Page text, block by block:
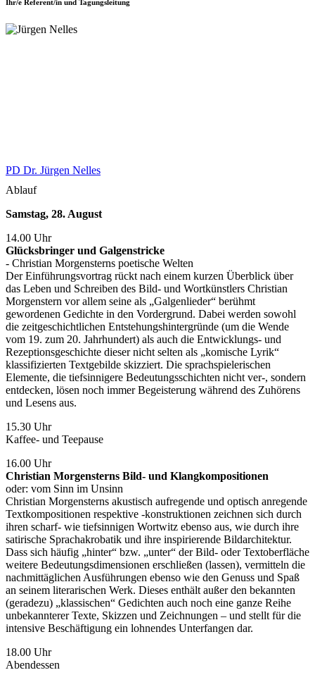
Ihr/e Referent/in und Tagungsleitung
PD Dr. Jürgen Nelles
Ablauf
Samstag, 28. August
14.00 Uhr
Glücksbringer und Galgenstricke
- Christian Morgensterns poetische Welten
Der Einführungsvortrag rückt nach einem kurzen Überblick über
das Leben und Schreiben des Bild- und Wortkünstlers Christian
Morgenstern vor allem seine als „Galgenlieder“ berühmt
gewordenen Gedichte in den Vordergrund. Dabei werden sowohl
die zeitgeschichtlichen Entstehungshintergründe (um die Wende
vom 19. zum 20. Jahrhundert) als auch die Entwicklungs- und
Rezeptionsgeschichte dieser nicht selten als „komische Lyrik“
klassifizierten Textgebilde skizziert. Die sprachspielerischen
Elemente, die tiefsinnigere Bedeutungsschichten nicht ver-, sondern
entdecken, lösen noch immer Begeisterung während des Zuhörens
und Lesens aus.
15.30 Uhr
Kaffee- und Teepause
16.00 Uhr
Christian Morgensterns Bild- und Klangkompositionen
oder: vom Sinn im Unsinn
Christian Morgensterns akustisch aufregende und optisch anregende
Textkompositionen respektive -konstruktionen zeichnen sich durch
ihren scharf- wie tiefsinnigen Wortwitz ebenso aus, wie durch ihre
satirische Sprachakrobatik und ihre inspirierende Bildarchitektur.
Dass sich häufig „hinter“ bzw. „unter“ der Bild- oder Textoberfläche
weitere Bedeutungsdimensionen erschließen (lassen), vermitteln die
nachmittäglichen Ausführungen ebenso wie den Genuss und Spaß
an seinem literarischen Werk. Dieses enthält außer den bekannten
(geradezu) „klassischen“ Gedichten auch noch eine ganze Reihe
unbekannterer Texte, Skizzen und Zeichnungen – und stellt für die
intensive Beschäftigung ein lohnendes Unterfangen dar.
18.00 Uhr
Abendessen